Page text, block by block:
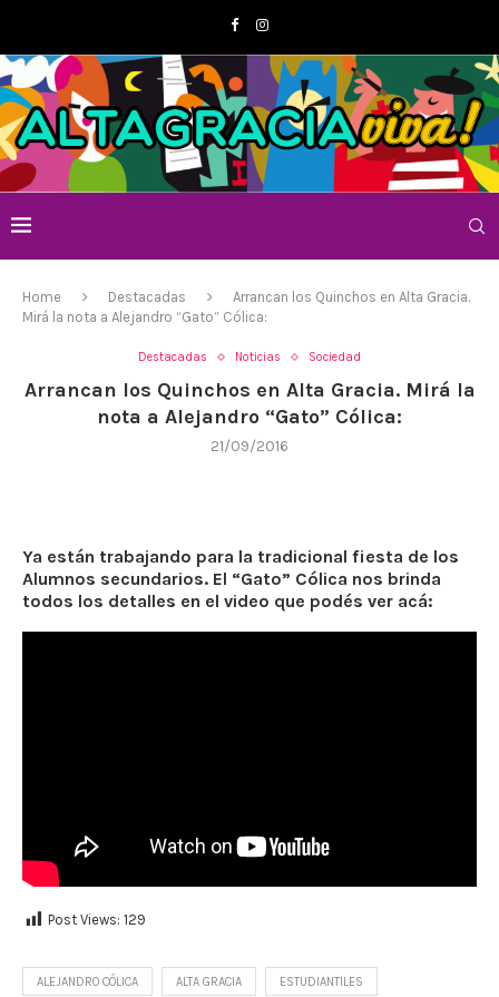
Home Destacadas
Arrancan los Quinchos en Alta Gracia.
Mirá la nota a Alejandro “Gato” Cólica:
Destacadas Noticias Sociedad
Arrancan los Quinchos en Alta Gracia. Mirá la
nota a Alejandro “Gato” Cólica:
21/09/2016
Ya están trabajando para la tradicional fiesta de los
Alumnos secundarios. El “Gato” Cólica nos brinda
todos los detalles en el video que podés ver acá:
Post Views: 129
ALEJANDRO CÓLICA ALTA GRACIA ESTUDIANTILES